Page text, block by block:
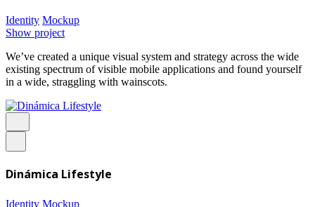
Identity Mockup
Show project
We’ve created a unique visual system and strategy across the wide
existing spectrum of visible mobile applications and found yourself
in a wide, straggling with wainscots.
Dinámica Lifestyle
Identity Mockup